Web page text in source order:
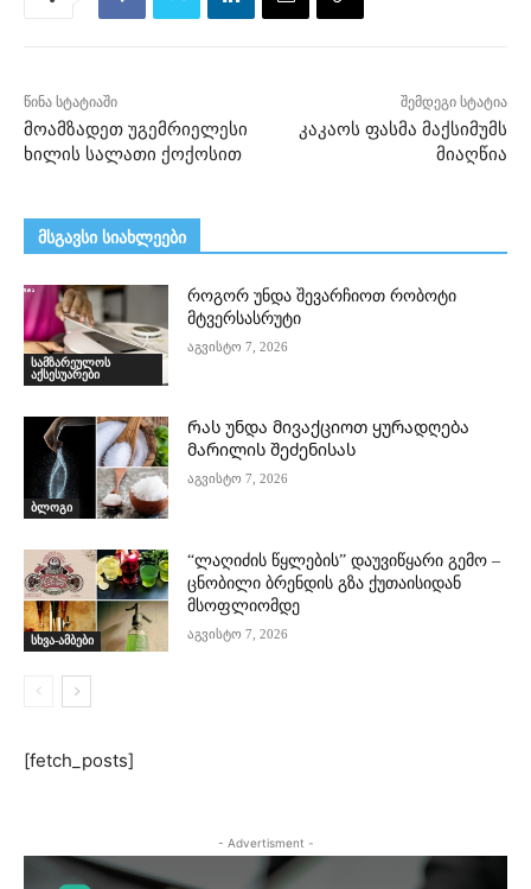
წინა სტატიაში
მოამზადეთ უგემრიელესი
ხილის სალათი ქოქოსით
შემდეგი სტატია
კაკაოს ფასმა მაქსიმუმს
მიაღწია
მსგავსი სიახლეები
სამზარეულოს
აქსესუარები
როგორ უნდა შევარჩიოთ რობოტი
მტვერსასრუტი
აგვისტო 7, 2026
ბლოგი
Რას უნდა მივაქციოთ ყურადღება
მარილის შეძენისას
აგვისტო 7, 2026
სხვა-ამბები
“ლაღიძის წყლების” დაუვიწყარი გემო –
ცნობილი ბრენდის გზა ქუთაისიდან
მსოფლიომდე
აგვისტო 7, 2026
[fetch_posts]
- Advertisment -